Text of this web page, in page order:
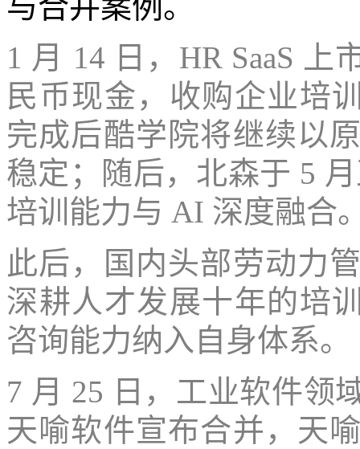
与合并案例。
1 月 14 日，HR SaaS
民币现金，收购企业培
完成后酷学院将继续以
稳定；随后，北森于 5
培训能力与 AI 深度融合
此后，国内头部劳动力
深耕人才发展十年的培
咨询能力纳入自身体系。
7 月 25 日，工业软件领
天喻软件宣布合并，天